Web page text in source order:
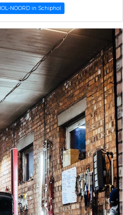
NOORD in Schiphol